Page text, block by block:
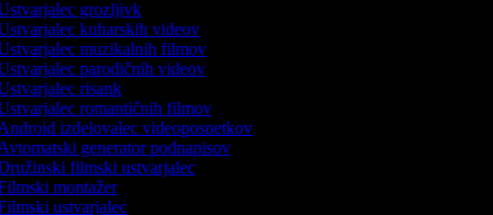
grozljivk
kuharskih videov
muzikalnih filmov
parodičnih videov
risank
romantičnih filmov
izdelovalec videoposnetkov
generator podnapisov
filmski ustvarjalec
montažer
ustvarjalec